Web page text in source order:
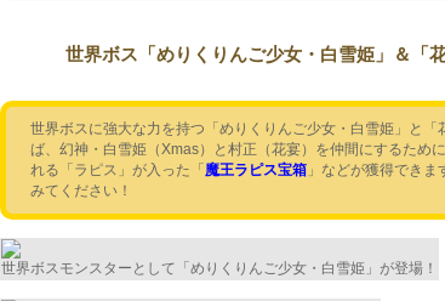
世界ボス「めりくりんご少女・白雪姫」＆「
世界ボスに強大な力を持つ「めりくりんご少女・白雪姫」と
ば、幻神・白雪姫（Xmas）と村正（花宴）を仲間にするため
れる「ラピス」が入った「 魔王ラピス宝箱」などが獲得できま
みてください！
世界ボスモンスターとして「めりくりんご少女・白雪姫」が登場！